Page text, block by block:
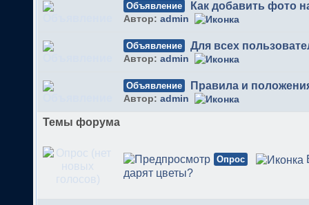
Объявление Как добавить фото
Автор: admin
Объявление Для всех
Автор: admin
Объявление Правила и
Автор: admin
Темы форума
Опрос
дарят цветы?